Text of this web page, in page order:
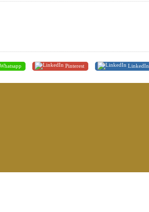
Whatsapp Pinterest LinkedIn